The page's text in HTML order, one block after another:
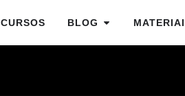
CURSOS BLOG